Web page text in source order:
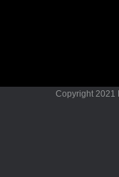
Copyright 2021